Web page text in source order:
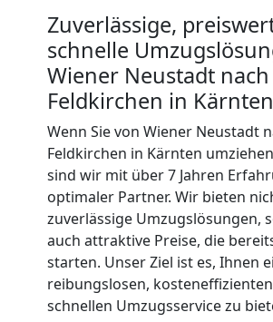
Zuverlässige,
schnelle
Wiener Neustadt nach
Feldkirchen in Kärnten
Wenn Sie von Wiener Neustadt
Feldkirchen in Kärnten
sind wir mit über 7 Jahren
optimaler Partner. Wir bieten
zuverlässige Umzugslösungen,
auch attraktive Preise, die
starten. Unser Ziel ist es, Ihnen
reibungslosen,
schnellen Umzugsservice zu